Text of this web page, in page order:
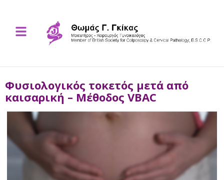
Φυσιολογικός τοκετός μετά από
καισαρική – Μέθοδος VBAC